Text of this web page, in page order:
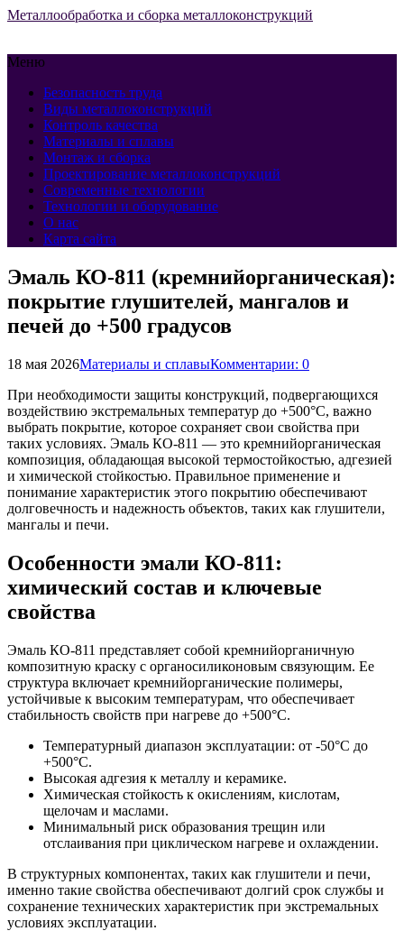
Металлообработка и сборка металлоконструкций
Меню
Безопасность труда
Виды металлоконструкций
Контроль качества
Материалы и сплавы
Монтаж и сборка
Проектирование металлоконструкций
Современные технологии
Технологии и оборудование
О нас
Карта сайта
Эмаль КО-811 (кремнийорганическая):
покрытие глушителей, мангалов и
печей до +500 градусов
18 мая 2026Материалы и сплавыКомментарии: 0
При необходимости защиты конструкций, подвергающихся
воздействию экстремальных температур до +500°С, важно
выбрать покрытие, которое сохраняет свои свойства при
таких условиях. Эмаль КО-811 — это кремнийорганическая
композиция, обладающая высокой термостойкостью, адгезией
и химической стойкостью. Правильное применение и
понимание характеристик этого покрытию обеспечивают
долговечность и надежность объектов, таких как глушители,
мангалы и печи.
Особенности эмали КО-811:
химический состав и ключевые
свойства
Эмаль КО-811 представляет собой кремнийорганичную
композитную краску с органосиликоновым связующим. Ее
структура включает кремнийорганические полимеры,
устойчивые к высоким температурам, что обеспечивает
стабильность свойств при нагреве до +500°С.
Температурный диапазон эксплуатации: от -50°C до
+500°C.
Высокая адгезия к металлу и керамике.
Химическая стойкость к окислениям, кислотам,
щелочам и маслами.
Минимальный риск образования трещин или
отслаивания при циклическом нагреве и охлаждении.
В структурных компонентах, таких как глушители и печи,
именно такие свойства обеспечивают долгий срок службы и
сохранение технических характеристик при экстремальных
условиях эксплуатации.